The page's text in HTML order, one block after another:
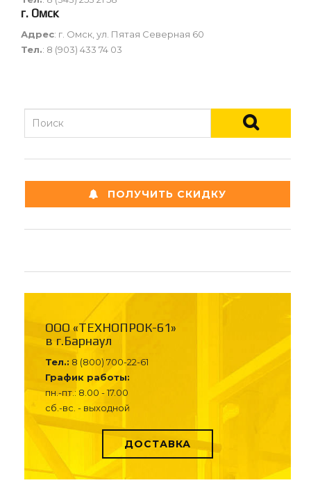
г. Омск
Адрес: г. Омск, ул. Пятая Северная 60
Тел.: 8 (903) 433 74 03
ПОЛУЧИТЬ СКИДКУ
ООО «ТЕХНОПРОК-61»
в г.Барнаул
Тел.: 8 (800) 700-22-61
График работы:
пн.-пт.: 8.00 - 17.00
сб.-вс. - выходной
ДОСТАВКА